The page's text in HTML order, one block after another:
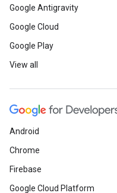
Google Antigravity
Google Cloud
Google Play
View all
Android
Chrome
Firebase
Google Cloud Platform